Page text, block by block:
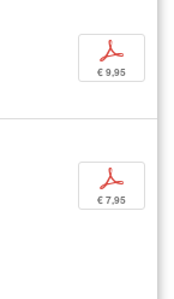
p
€ 9,95
p
€ 7,95